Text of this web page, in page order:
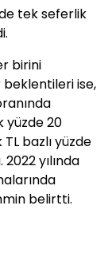
tek seferlik
birini
beklentileri ise,
yüzde 20
bazlı yüzde
yılında
belirtti.